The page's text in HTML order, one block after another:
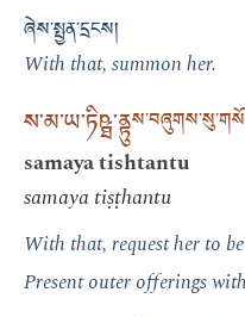
ཞེས་སྤྱན་དྲངས།
With that, summon her.
ས་མ་ཡ་ཏིཥྠ་ནྟུ
samaya tishtantu
samaya tiṣṭhantu
With that, request her to
Present outer offerings